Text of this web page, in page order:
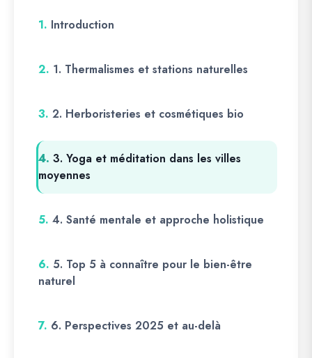
1. Introduction
2. 1. Thermalismes et stations naturelles
3. 2. Herboristeries et cosmétiques bio
4. 3. Yoga et méditation dans les villes
moyennes
5. 4. Santé mentale et approche holistique
6. 5. Top 5 à connaître pour le bien-être
naturel
7. 6. Perspectives 2025 et au-delà